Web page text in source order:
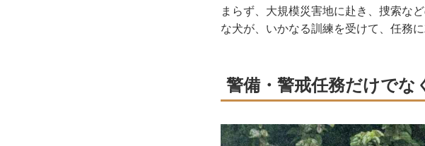
まらず、大規模災害地に赴き、捜索な
な犬が、いかなる訓練を受けて、任務
警備・警戒任務だけでな